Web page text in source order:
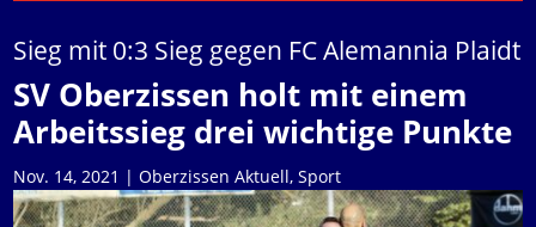
Sieg mit 0:3 Sieg gegen FC Alemannia Plaidt
SV Oberzissen holt mit einem
Arbeitssieg drei wichtige Punkte
Nov. 14, 2021 | Oberzissen Aktuell, Sport